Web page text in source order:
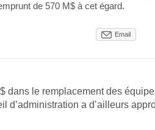
de 570 M$ à cet égard.
Email
dans le remplacement des
d’administration a d’ailleurs